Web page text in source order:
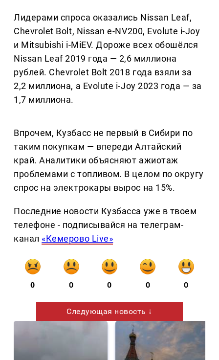
Лидерами спроса оказались Nissan Leaf,
Chevrolet Bolt, Nissan e-NV200, Evolute i-Joy
и Mitsubishi i-MiEV. Дороже всех обошёлся
Nissan Leaf 2019 года — 2,6 миллиона
рублей. Chevrolet Bolt 2018 года взяли за
2,2 миллиона, а Evolute i-Joy 2023 года — за
1,7 миллиона.
Впрочем, Кузбасс не первый в Сибири по
таким покупкам — впереди Алтайский
край. Аналитики объясняют ажиотаж
проблемами с топливом. В целом по округу
спрос на электрокары вырос на 15%.
Последние новости Кузбасса уже в твоем
телефоне - подписывайся на телеграм-
канал «Кемерово Live»
0 0 0 0 0
Следующая новость ↓